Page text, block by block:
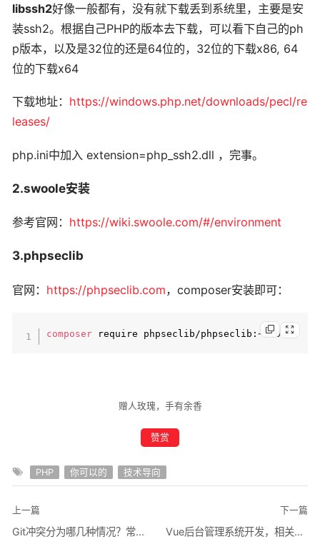
libssh2好像一般都有，没有就下载丢到系统里，主要是安
装ssh2。根据自己PHP的版本去下载，可以看下自己的ph
p版本，以及是32位的还是64位的，32位的下载x86, 64
位的下载x64
下载地址： https://windows.php.net/downloads/pecl/re
leases/
php.ini中加入 extension=php_ssh2.dll ，完事。
2.swoole安装
参考官网： https://wiki.swoole.com/#/environment
3.phpseclib
官网： https://phpseclib.com，composer安装即可：
composer require phpseclib/phpseclib:~3.0
赠人玫瑰，手有余香
赞赏
PHP 你可以的 技术导向
上一篇
Git冲突分为哪几种情况？常用解决办法
下一篇
Vue后台管理系统开发，相关代码的笔记。